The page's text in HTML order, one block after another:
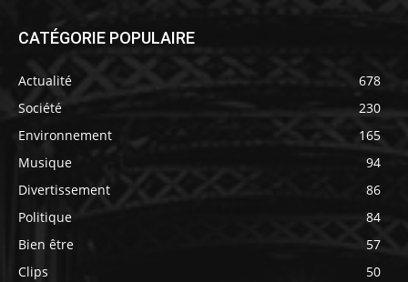
CATÉGORIE POPULAIRE
Actualité
678
Société
230
Environnement
165
Musique
94
Divertissement
86
Politique
84
Bien être
57
Clips
50